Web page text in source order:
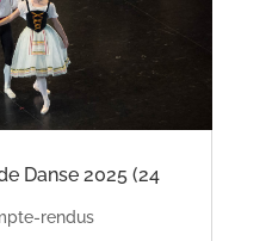
Danse 2025 (24
rendus